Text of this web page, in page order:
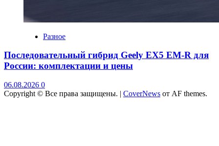
Разное
Последовательный гибрид Geely EX5 EM-R для
России: комплектации и цены
06.08.2026 0
Copyright © Все права защищены. | CoverNews от AF themes.